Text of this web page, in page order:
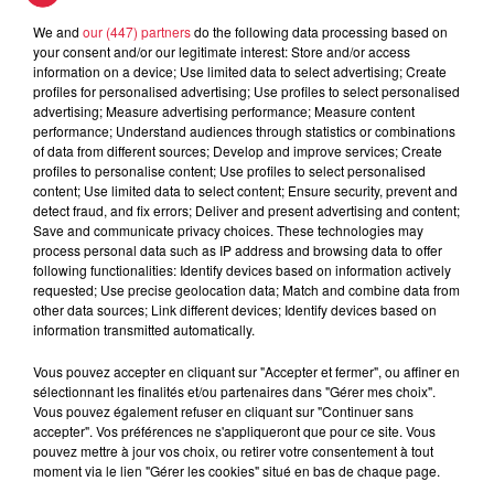
partager leurs dernières trouvailles. Les émissions de radio
et les programmes télévisés sont désormais proposés en
podcast, alors que certains contenus sont produits
uniquement pour le support
téléchargeable. Quand une émission n’est pas diffusée sur
les ondes et uniquement accessible en podcast, on parle de
podcast natif. Des créations originales et innovantes qui
marquent un tournant dans la manière de s'approprier le
contenu. Ces nouveaux formats sont à retrouver sur Top
Music, 1er sur les podcasts, aux côtés des rediffusions de
nos émissions radio.
Top music : le podcast musique,
actu, lifestyle
Retrouvez l’actu régionale, sportive et économique, nos
programmes culinaires, gastronomiques, mode et design,
santé et conso… Les podcasts Top Music vous
We and our (447) partnersdo the following data processing based on
your consent and/or our legitimate interest: Store and/or access
information on a device; Use limited data to select advertising; Create
profiles for personalised advertising; Use profiles to select personalised
advertising; Measure advertising performance; Measure content
performance; Understand audiences through statistics or combinations
of data from different sources; Develop and improve services; Create
profiles to personalise content; Use profiles to select personalised
content; Use limited data to select content; Ensure security, prevent and
detect fraud, and fix errors; Deliver and present advertising and content;
Save and communicate privacy choices. These technologies may
process personal data such as IP address and browsing data to offer
following functionalities: Identify devices based on information actively
requested; Use precise geolocation data; Match and combine data from
other data sources; Link different devices; Identify devices based on
information transmitted automatically.
Vous pouvez accepter en cliquant sur "Accepter et fermer", ou affiner en
sélectionnant les finalités et/ou partenaires dans "Gérer mes choix".
Vous pouvez également refuser en cliquant sur "Continuer sans
accepter". Vos préférences ne s'appliqueront que pour ce site. Vous
pouvez mettre à jour vos choix, ou retirer votre consentement à tout
moment via le lien "Gérer les cookies" situé en bas de chaque page.